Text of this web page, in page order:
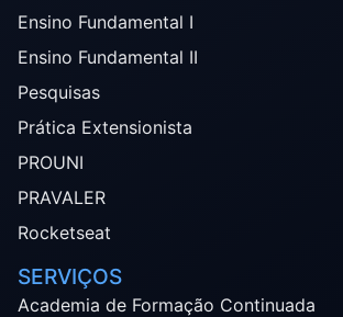
Ensino Fundamental I
Ensino Fundamental II
Pesquisas
Prática Extensionista
PROUNI
PRAVALER
Rocketseat
SERVIÇOS
Academia de Formação Continuada